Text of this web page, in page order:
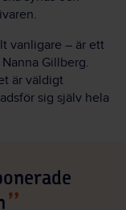
vanligare – är ett
Gillberg.
är väldigt
sig själv hela